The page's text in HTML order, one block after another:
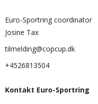
Euro-Sportring coordinator
Josine Tax
tilmelding@copcup.dk
+4526813504
Kontakt Euro-Sportring